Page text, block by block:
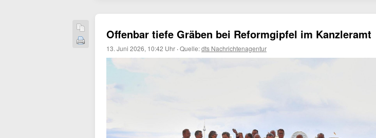
Offenbar tiefe Gräben bei Reformgipfel im Kanzleramt
13. Juni 2026, 10:42 Uhr ·Quelle:dts Nachrichtenagentur